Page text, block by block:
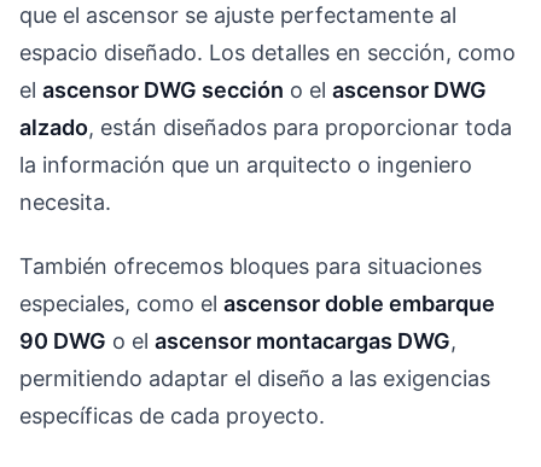
que el ascensor se ajuste perfectamente al
espacio diseñado. Los detalles en sección, como
el ascensor DWG sección o el ascensor DWG
alzado, están diseñados para proporcionar toda
la información que un arquitecto o ingeniero
necesita.
También ofrecemos bloques para situaciones
especiales, como el ascensor doble embarque
90 DWG o el ascensor montacargas DWG,
permitiendo adaptar el diseño a las exigencias
específicas de cada proyecto.